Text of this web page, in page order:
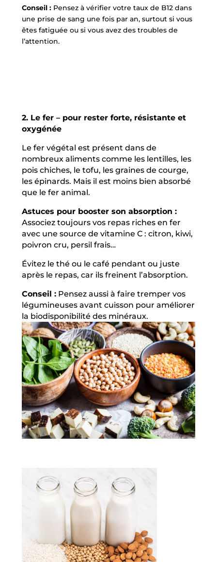
Conseil :Pensez à vérifier votre taux de B12 dans
une prise de sang une fois par an, surtout si vous
êtes fatiguée ou si vous avez des troubles de
l’attention.
2. Le fer – pour rester forte, résistante et
oxygénée
Le fer végétal est présent dans de
nombreux aliments comme les lentilles, les
pois chiches, le tofu, les graines de courge,
les épinards. Mais il est moins bien absorbé
que le fer animal.
Astuces pour booster son absorption :
Associez toujours vos repas riches en fer
avec une source de vitamine C : citron, kiwi,
poivron cru, persil frais…
Évitez le thé ou le café pendant ou juste
après le repas, car ils freinent l’absorption.
Conseil :Pensez aussi à faire tremper vos
légumineuses avant cuisson pour améliorer
la biodisponibilité des minéraux.